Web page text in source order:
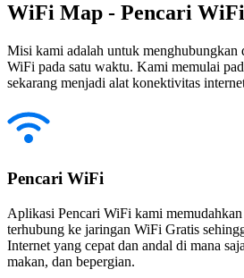
WiFi Map - Pencari
Misi kami adalah untuk menghubungkan
WiFi pada satu waktu. Kami memulai
sekarang menjadi alat konektivitas
Pencari WiFi
Aplikasi Pencari WiFi kami
terhubung ke jaringan WiFi Gratis
Internet yang cepat dan andal di mana
makan, dan bepergian.